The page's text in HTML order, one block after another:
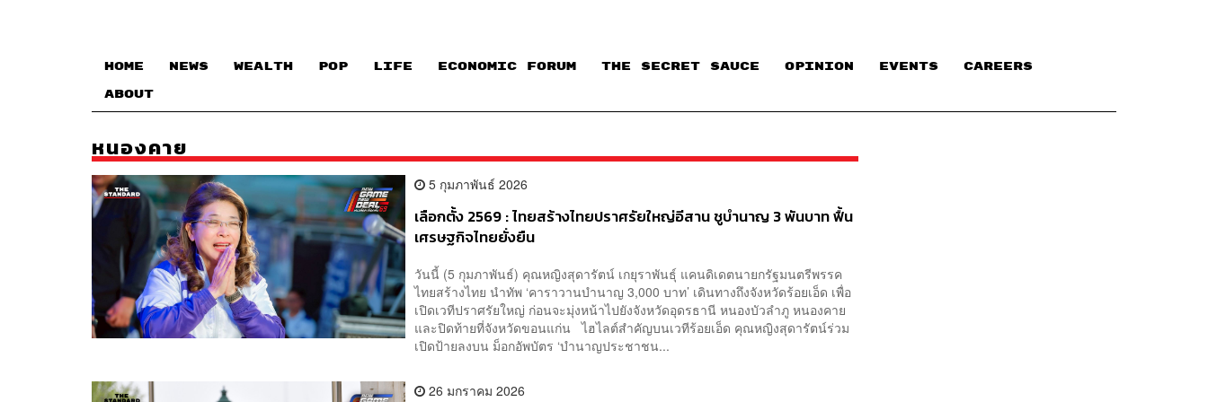
HOME NEWS WEALTH POP LIFE ECONOMIC FORUM THE SECRET SAUCE​ OPINION EVENTS CAREERS
ABOUT
หนองคาย
5 กุมภาพันธ์ 2026
เลือกตั้ง 2569 : ไทยสร้างไทยปราศรัยใหญ่อีสาน ชูบำนาญ 3 พันบาท ฟื้น
เศรษฐกิจไทยยั่งยืน
วันนี้ (5 กุมภาพันธ์) คุณหญิงสุดารัตน์ เกยุราพันธุ์ แคนดิเดตนายกรัฐมนตรีพรรค
ไทยสร้างไทย นำทัพ ‘คาราวานบำนาญ 3,000 บาท’ เดินทางถึงจังหวัดร้อยเอ็ด เพื่อ
เปิดเวทีปราศรัยใหญ่ ก่อนจะมุ่งหน้าไปยังจังหวัดอุดรธานี หนองบัวลำภู หนองคาย
และปิดท้ายที่จังหวัดขอนแก่น ไฮไลต์สำคัญบนเวทีร้อยเอ็ด คุณหญิงสุดารัตน์ร่วม
เปิดป้ายลงบน ม็อกอัพบัตร ‘บำนาญประชาชน...
26 มกราคม 2026